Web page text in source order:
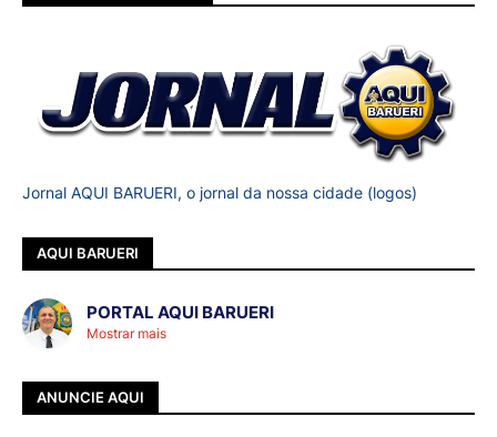
Jornal AQUI BARUERI, o jornal da nossa cidade (logos)
AQUI BARUERI
PORTAL AQUI BARUERI
Mostrar mais
ANUNCIE AQUI